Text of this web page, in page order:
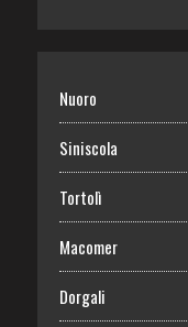
Nuoro
Siniscola
Tortolì
Macomer
Dorgali